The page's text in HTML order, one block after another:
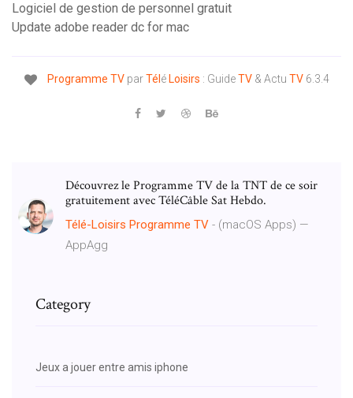
Logiciel de gestion de personnel gratuit
Update adobe reader dc for mac
Programme TVparTél é Loisirs : GuideTV& Actu TV6.3.4
Découvrez le Programme TV de la TNT de ce soir
gratuitement avec TéléCâble Sat Hebdo.
Télé-Loisirs Programme TV - (macOS Apps) —
AppAgg
Category
Jeux a jouer entre amis iphone